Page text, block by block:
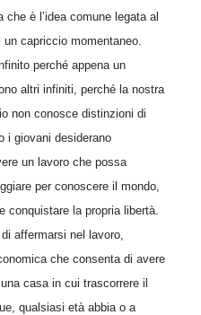
è l’idea comune legata al
capriccio momentaneo.
perché appena un
altri infiniti, perché la nostra
non conosce distinzioni di
i giovani desiderano
un lavoro che possa
per conoscere il mondo,
conquistare la propria libertà.
affermarsi nel lavoro,
che consenta di avere
casa in cui trascorrere il
qualsiasi età abbia o a